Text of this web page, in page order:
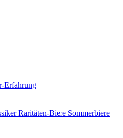
Erfahrung
Raritäten-Biere Sommerbiere